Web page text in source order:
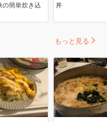
の簡単炊き込
丼
もっと見る